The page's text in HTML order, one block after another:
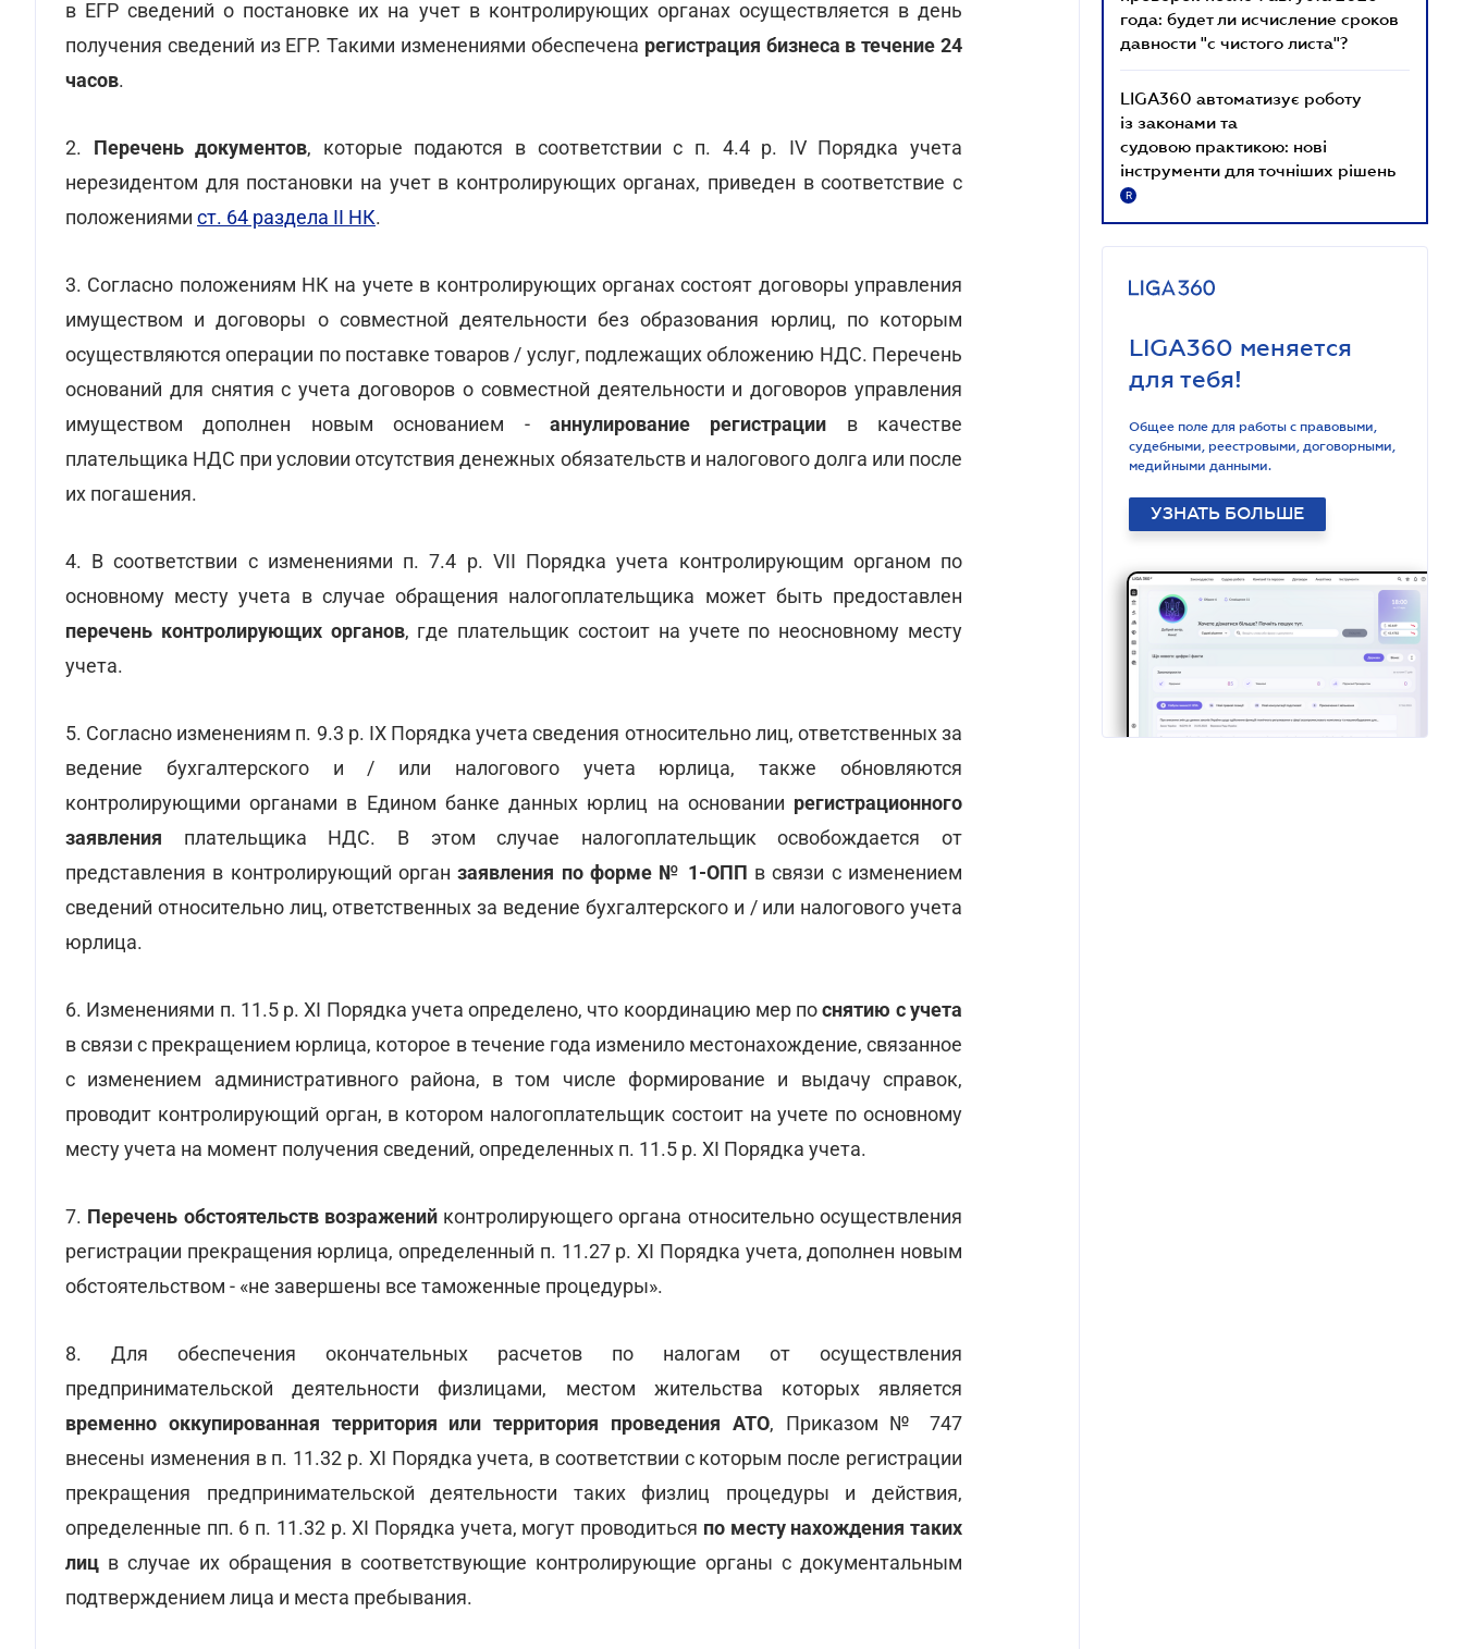
в ЕГР сведений о постановке их на учет в контролирующих органах осуществляется в день
получения сведений из ЕГР. Такими изменениями обеспечена регистрация бизнеса в течение 24
часов.
2. Перечень документов, которые подаются в соответствии с п. 4.4 р. IV Порядка учета
нерезидентом для постановки на учет в контролирующих органах, приведен в соответствие с
положениями ст. 64 раздела II НК.
3. Согласно положениям НК на учете в контролирующих органах состоят договоры управления
имуществом и договоры о совместной деятельности без образования юрлиц, по которым
осуществляются операции по поставке товаров / услуг, подлежащих обложению НДС. Перечень
оснований для снятия с учета договоров о совместной деятельности и договоров управления
имуществом дополнен новым основанием - аннулирование регистрации в качестве
плательщика НДС при условии отсутствия денежных обязательств и налогового долга или после
их погашения.
4. В соответствии с изменениями п. 7.4 р. VII Порядка учета контролирующим органом по
основному месту учета в случае обращения налогоплательщика может быть предоставлен
перечень контролирующих органов, где плательщик состоит на учете по неосновному месту
учета.
5. Согласно изменениям п. 9.3 р. IX Порядка учета сведения относительно лиц, ответственных за
ведение бухгалтерского и / или налогового учета юрлица, также обновляются
контролирующими органами в Едином банке данных юрлиц на основании регистрационного
заявления плательщика НДС. В этом случае налогоплательщик освобождается от
представления в контролирующий органзаявления по форме № 1-ОПП в связи с изменением
сведений относительно лиц, ответственных за ведение бухгалтерского и / или налогового учета
юрлица.
6. Изменениями п. 11.5 р. XI Порядка учета определено, что координацию мер поснятию с учета
в связи с прекращением юрлица, которое в течение года изменило местонахождение, связанное
с изменением административного района, в том числе формирование и выдачу справок,
проводит контролирующий орган, в котором налогоплательщик состоит на учете по основному
месту учета на момент получения сведений, определенных п. 11.5 р. XI Порядка учета.
7. Перечень обстоятельств возраженийконтролирующего органа относительно осуществления
регистрации прекращения юрлица, определенный п. 11.27 р. XI Порядка учета, дополнен новым
обстоятельством - «не завершены все таможенные процедуры».
8. Для обеспечения окончательных расчетов по налогам от осуществления
предпринимательской деятельности физлицами, местом жительства которых является
временно оккупированная территория или территория проведения АТО, Приказом № 747
внесены изменения в п. 11.32 р. XI Порядка учета, в соответствии с которым после регистрации
прекращения предпринимательской деятельности таких физлиц процедуры и действия,
определенные пп. 6 п. 11.32 р. XI Порядка учета, могут проводиться по месту нахождения таких
лиц в случае их обращения в соответствующие контролирующие органы с документальным
подтверждением лица и места пребывания.
года: будет ли исчисление сроков
давности "с чистого листа"?
LIGA360 автоматизує роботу
із законами та
судовою практикою: нові
інструменти для точніших рішень
R
LIGA360 меняется
для тебя!
Общее поле для работы с правовыми,
судебными, реестровыми, договорными,
медийными данными.
УЗНАТЬ БОЛЬШЕ